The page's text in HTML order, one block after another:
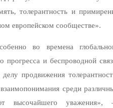
толерантность и
европейском сообществе».
во времена
прогресса и беспроводной
продвижения
среди
высочайшего